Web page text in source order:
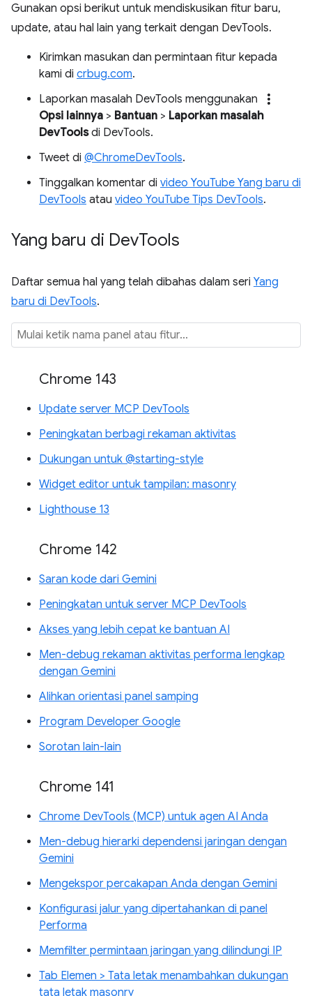
Gunakan opsi berikut untuk mendiskusikan fitur baru,
update, atau hal lain yang terkait dengan DevTools.
Kirimkan masukan dan permintaan fitur kepada
kami di crbug.com.
Laporkan masalah DevTools menggunakan
more_vert
Opsi lainnya > Bantuan > Laporkan masalah
DevToolsdi DevTools.
Tweet di @ChromeDevTools.
Tinggalkan komentar di video YouTube Yang baru di
DevTools atau video YouTube Tips DevTools.
Yang baru di DevTools
Daftar semua hal yang telah dibahas dalam seri Yang
baru di DevTools.
Chrome 143
Update server MCP DevTools
Peningkatan berbagi rekaman aktivitas
Dukungan untuk @starting-style
Widget editor untuk tampilan: masonry
Lighthouse 13
Chrome 142
Saran kode dari Gemini
Peningkatan untuk server MCP DevTools
Akses yang lebih cepat ke bantuan AI
Men-debug rekaman aktivitas performa lengkap
dengan Gemini
Alihkan orientasi panel samping
Program Developer Google
Sorotan lain-lain
Chrome 141
Chrome DevTools (MCP) untuk agen AI Anda
Men-debug hierarki dependensi jaringan dengan
Gemini
Mengekspor percakapan Anda dengan Gemini
Konfigurasi jalur yang dipertahankan di panel
Performa
Memfilter permintaan jaringan yang dilindungi IP
Tab Elemen > Tata letak menambahkan dukungan
tata letak masonry